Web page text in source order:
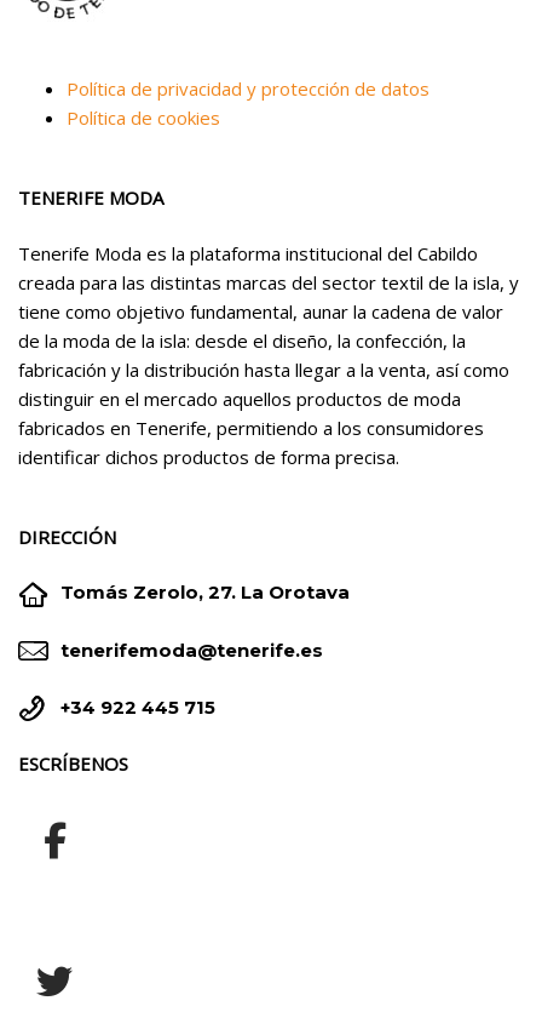
Política de privacidad y protección de datos
Política de cookies
TENERIFE MODA
Tenerife Moda es la plataforma institucional del Cabildo
creada para las distintas marcas del sector textil de la isla, y
tiene como objetivo fundamental, aunar la cadena de valor
de la moda de la isla: desde el diseño, la confección, la
fabricación y la distribución hasta llegar a la venta, así como
distinguir en el mercado aquellos productos de moda
fabricados en Tenerife, permitiendo a los consumidores
identificar dichos productos de forma precisa.
DIRECCIÓN

 Tomás Zerolo, 27. La Orotava

 tenerifemoda@tenerife.es

 +34 922 445 715
ESCRÍBENOS